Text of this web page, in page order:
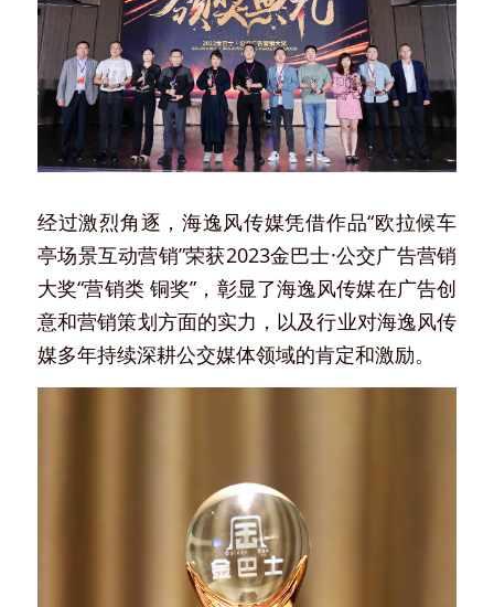
经过激烈角逐，海逸风传媒凭借作品“欧拉候车
亭场景互动营销”荣获2023金巴士·公交广告营销
大奖“营销类 铜奖”，彰显了海逸风传媒在广告创
意和营销策划方面的实力，以及行业对海逸风传
媒多年持续深耕公交媒体领域的肯定和激励。